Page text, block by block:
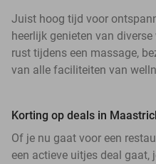
Juist hoog tijd voor
heerlijk genieten van
rust tijdens een massage,
van alle faciliteiten van
Korting op deals in
Of je nu gaat voor een
een actieve uitjes deal gaat,